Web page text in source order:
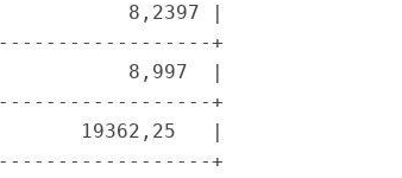
8,2397 |
+
8,997  |
+
19362,25   |
+